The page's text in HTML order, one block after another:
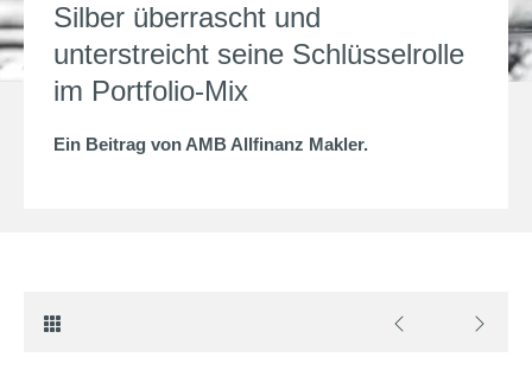
Silber überrascht und
unterstreicht seine Schlüsselrolle
im Portfolio-Mix
Ein Beitrag von AMB Allfinanz Makler.